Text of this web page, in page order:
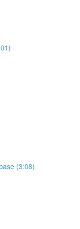
(3:08)